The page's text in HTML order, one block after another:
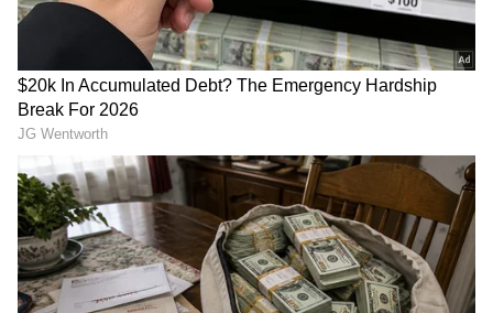
ಸಂಪೂರ್ಣವಾಗಿ ಒಣಗಲು ಹಾಕಿದರೆ, ಅದನ್ನು 3 ರಿಂದ 4
ಬಾರಿ ಬಳಸಿದ ನಂತರ ತೊಳೆಯಬಹುದು. ಟವೆಲ್‌ಗಳು
ತೇವಾಂಶವನ್ನು ಹಿಡಿದಿಟ್ಟುಕೊಳ್ಳುವುದರಿಂದ, ಅವು ನೋಡಲು
ಕೊಳಕಾಗಿ ಕಾಣದಿದ್ದರೂ ಬ್ಯಾಕ್ಟೀರಿಯಾಗಳು ಬೆಳೆಯುವ
ಸಾಧ್ಯತೆ ಇರುತ್ತದೆ.